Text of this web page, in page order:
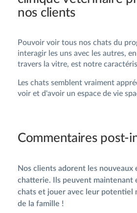
nos clients
Pouvoir voir tous nos chats du
interagir les uns avec les autres,
travers la vitre, est notre
Les chats semblent vraiment
voir et d'avoir un espace de vie
Commentaires post-
Nos clients adorent les nouveaux
chatterie. Ils peuvent maintenant
chats et jouer avec leur potentiel
de la famille !